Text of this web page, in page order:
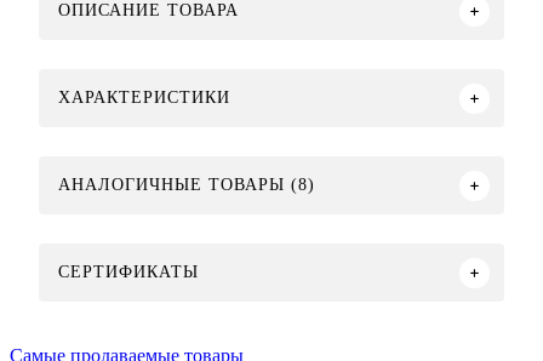
ОПИСАНИЕ ТОВАРА
ХАРАКТЕРИСТИКИ
АНАЛОГИЧНЫЕ ТОВАРЫ (8)
СЕРТИФИКАТЫ
Самые продаваемые товары